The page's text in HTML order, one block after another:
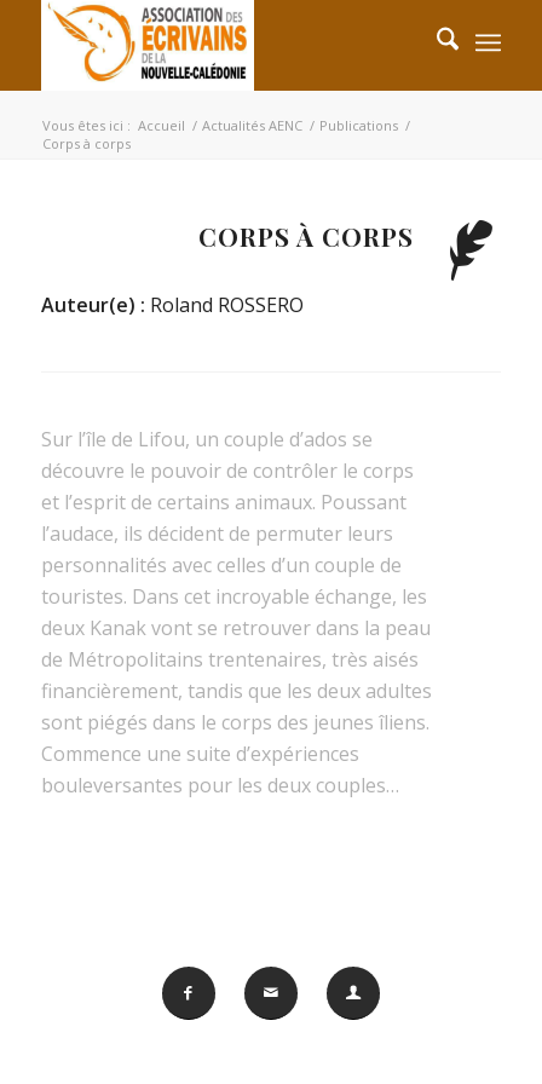
Vous êtes ici : Accueil / Actualités AENC / Publications /
Corps à corps
CORPS À CORPS
Auteur(e) : Roland ROSSERO
Sur l’île de Lifou, un couple d’ados se
découvre le pouvoir de contrôler le corps
et l’esprit de certains animaux. Poussant
l’audace, ils décident de permuter leurs
personnalités avec celles d’un couple de
touristes. Dans cet incroyable échange, les
deux Kanak vont se retrouver dans la peau
de Métropolitains trentenaires, très aisés
financièrement, tandis que les deux adultes
sont piégés dans le corps des jeunes îliens.
Commence une suite d’expériences
bouleversantes pour les deux couples…